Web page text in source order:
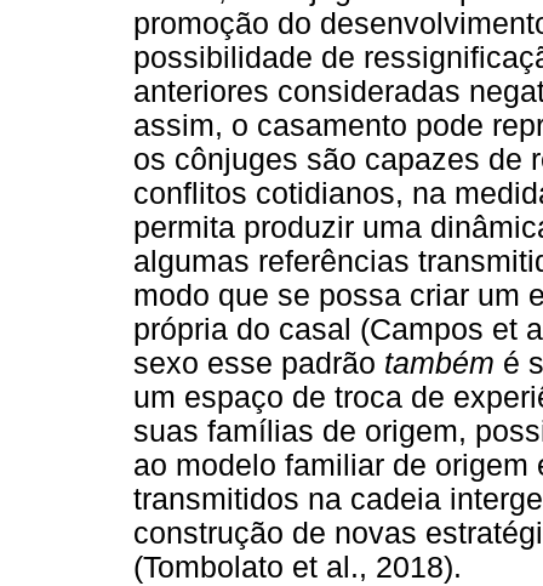
promoção do
possibilidade de
anteriores consideradas
assim, o casamento pode
os cônjuges são capazes de
conflitos cotidianos, na
permita produzir uma
algumas referências
modo que se possa criar um
própria do casal (Campos et
sexo esse padrão também é
um espaço de troca de
suas famílias de origem,
ao modelo familiar de
transmitidos na cadeia
construção de novas
(Tombolato et al., 2018).